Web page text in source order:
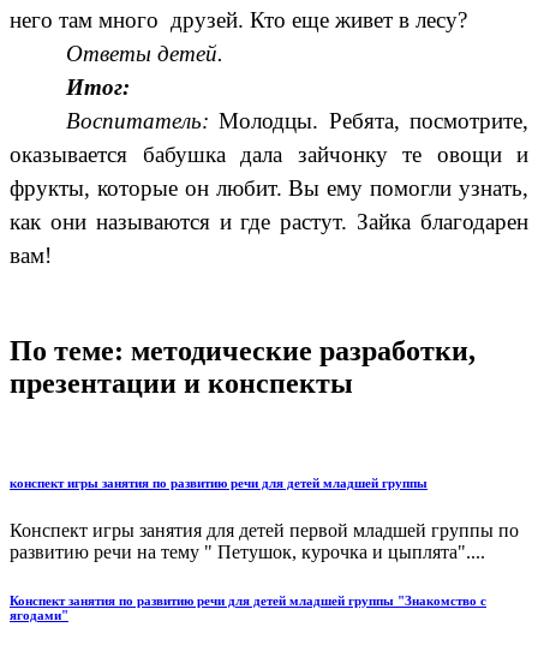
него там много друзей. Кто еще живет в лесу?
Ответы детей.
Итог:
Воспитатель:Молодцы. Ребята, посмотрите,
оказывается бабушка дала зайчонку те овощи и
фрукты, которые он любит. Вы ему помогли узнать,
как они называются и где растут. Зайка благодарен
вам!
По теме: методические разработки,
презентации и конспекты
конспект игры занятия по развитию речи для детей младшей группы
Конспект игры занятия для детей первой младшей группы по
развитию речи на тему " Петушок, курочка и цыплята"....
Конспект занятия по развитию речи для детей младшей группы "Знакомство с
ягодами"